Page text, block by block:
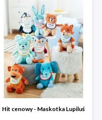
Hit cenowy - Maskotka Lupiluś